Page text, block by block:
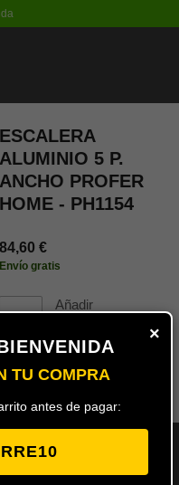
ESCALERA
ALUMINIO 5 P.
ANCHO PROFER
HOME - PH1154
84,60 €
Envío gratis
Añadir
carrito
×
TU COMPRA
antes de pagar: